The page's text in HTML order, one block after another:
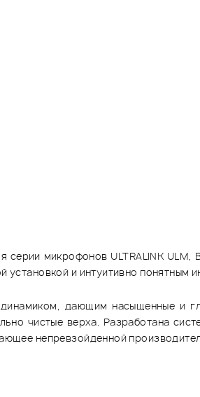
микрофонов ULTRALINK
установкой и интуитивно
дающим насыщенные и
чистые верха. Разработана
непревзойденной